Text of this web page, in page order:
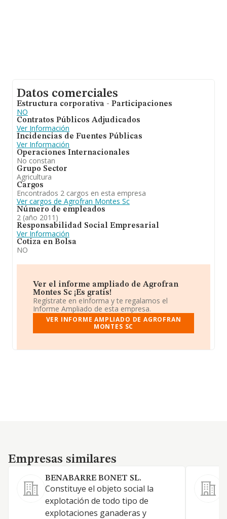
Datos comerciales
Estructura corporativa - Participaciones
NO
Contratos Públicos Adjudicados
Ver Información
Incidencias de Fuentes Públicas
Ver Información
Operaciones Internacionales
No constan
Grupo Sector
Agricultura
Cargos
Encontrados 2 cargos en esta empresa
Ver cargos de Agrofran Montes Sc
Número de empleados
2 (año 2011)
Responsabilidad Social Empresarial
Ver Información
Cotiza en Bolsa
NO
Ver el informe ampliado de Agrofran
Montes Sc ¡Es gratis!
Regístrate en eInforma y te regalamos el
Informe Ampliado de esta empresa.
VER INFORME AMPLIADO DE AGROFRAN
MONTES SC
Empresas similares
Empresas similares
BENABARRE BONET SL.
Constituye el objeto social la
explotación de todo tipo de
explotaciones ganaderas y